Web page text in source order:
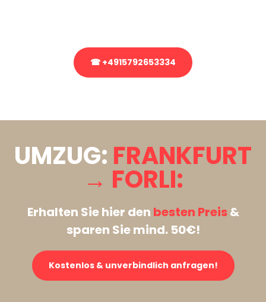
☎ +4915792653334
UMZUG: FRANKFURT
→ FORLI:
Erhalten Sie hier den besten Preis&
sparen Sie mind. 50€!
Kostenlos & unverbindlich anfragen!